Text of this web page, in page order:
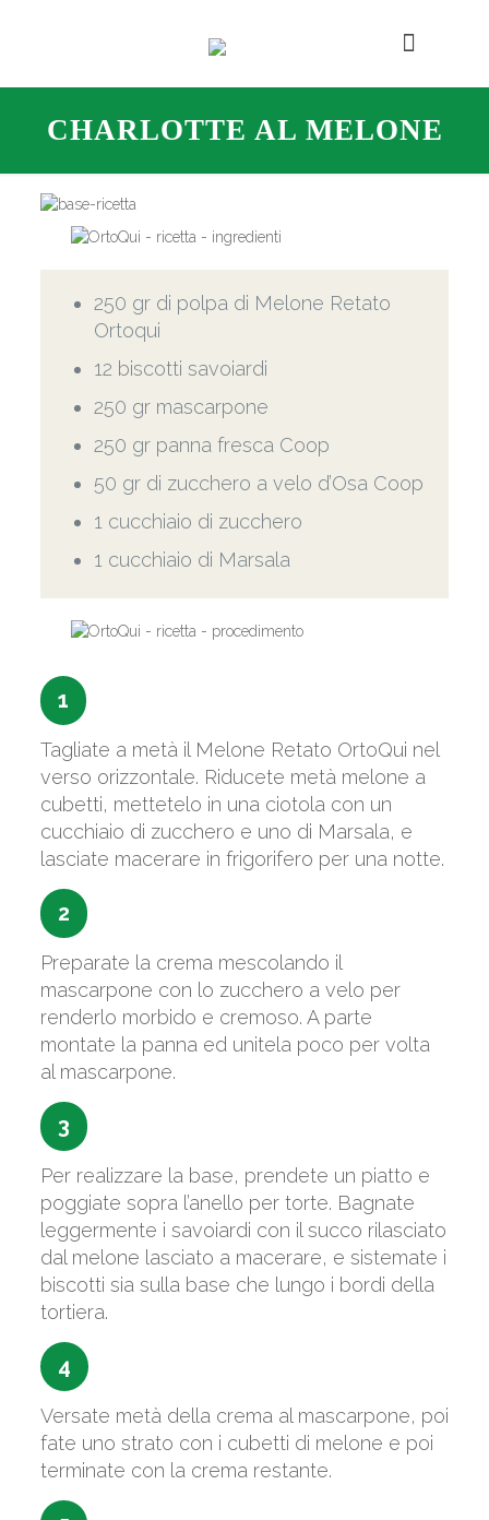
CHARLOTTE AL MELONE
250 gr di polpa di Melone Retato
Ortoqui
12 biscotti savoiardi
250 gr mascarpone
250 gr panna fresca Coop
50 gr di zucchero a velo d’Osa Coop
1 cucchiaio di zucchero
1 cucchiaio di Marsala
1
Tagliate a metà il Melone Retato OrtoQui nel
verso orizzontale. Riducete metà melone a
cubetti, mettetelo in una ciotola con un
cucchiaio di zucchero e uno di Marsala, e
lasciate macerare in frigorifero per una notte.
2
Preparate la crema mescolando il
mascarpone con lo zucchero a velo per
renderlo morbido e cremoso. A parte
montate la panna ed unitela poco per volta
al mascarpone.
3
Per realizzare la base, prendete un piatto e
poggiate sopra l’anello per torte. Bagnate
leggermente i savoiardi con il succo rilasciato
dal melone lasciato a macerare, e sistemate i
biscotti sia sulla base che lungo i bordi della
tortiera.
4
Versate metà della crema al mascarpone, poi
fate uno strato con i cubetti di melone e poi
terminate con la crema restante.